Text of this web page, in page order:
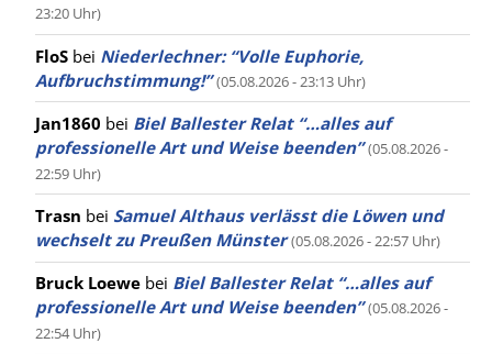
23:20 Uhr)
FloS bei Niederlechner: “Volle Euphorie,
Aufbruchstimmung!” (05.08.2026 - 23:13 Uhr)
Jan1860 bei Biel Ballester Relat “…alles auf
professionelle Art und Weise beenden” (05.08.2026 -
22:59 Uhr)
Trasn bei Samuel Althaus verlässt die Löwen und
wechselt zu Preußen Münster (05.08.2026 - 22:57 Uhr)
Bruck Loewe bei Biel Ballester Relat “…alles auf
professionelle Art und Weise beenden” (05.08.2026 -
22:54 Uhr)